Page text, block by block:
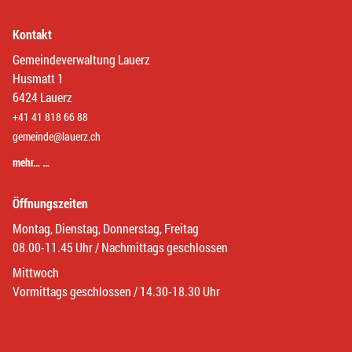
Kontakt
Gemeindeverwaltung Lauerz
Husmatt 1
6424 Lauerz
+41 41 818 66 88
gemeinde@lauerz.ch
mehr… …
Öffnungszeiten
Montag, Dienstag, Donnerstag, Freitag
08.00-11.45 Uhr / Nachmittags geschlossen
Mittwoch
Vormittags geschlossen / 14.30-18.30 Uhr